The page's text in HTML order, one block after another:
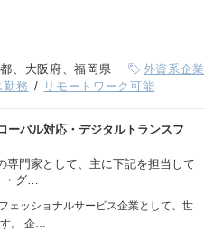
、大阪府、福岡県 外資系企業
勤務 リモートワーク可能
ーバル対応・デジタルトランスフ
専門家として、主に下記を担当して
グ…
ェッショナルサービス企業として、世
す。 企…